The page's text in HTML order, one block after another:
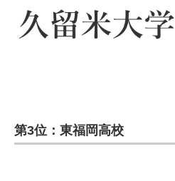
第3位：東福岡高校